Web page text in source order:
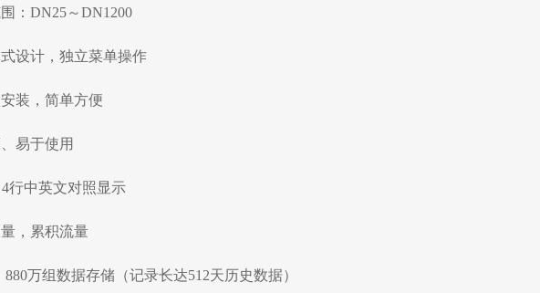
： DN25～DN1200
设计，独立菜单操作
装，简单方便
易于使用
4行中英文对照显示
，累积流量
880万组数据存储（记录长达512天历史数据）